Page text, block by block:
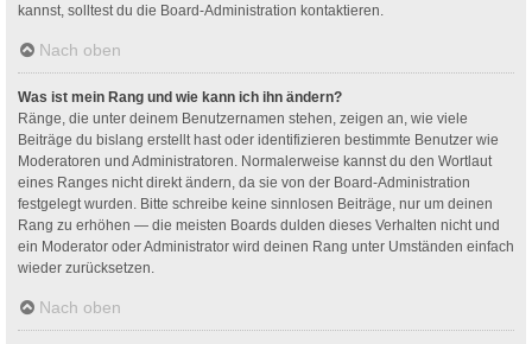
kannst, solltest du die Board-Administration kontaktieren.
Nach oben
Was ist mein Rang und wie kann ich ihn ändern?
Ränge, die unter deinem Benutzernamen stehen, zeigen an, wie viele
Beiträge du bislang erstellt hast oder identifizieren bestimmte Benutzer wie
Moderatoren und Administratoren. Normalerweise kannst du den Wortlaut
eines Ranges nicht direkt ändern, da sie von der Board-Administration
festgelegt wurden. Bitte schreibe keine sinnlosen Beiträge, nur um deinen
Rang zu erhöhen — die meisten Boards dulden dieses Verhalten nicht und
ein Moderator oder Administrator wird deinen Rang unter Umständen einfach
wieder zurücksetzen.
Nach oben